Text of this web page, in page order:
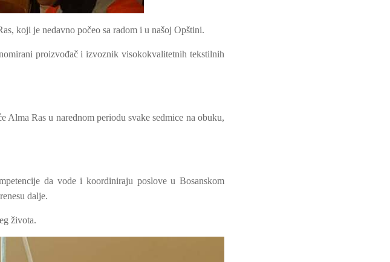
koji je nedavno počeo sa radom i u našoj Opštini.
proizvođač i izvoznik visokokvalitetnih tekstilnih
Ras u narednom periodu svake sedmice na obuku,
da vode i koordiniraju poslove u Bosanskom
dalje.
života.